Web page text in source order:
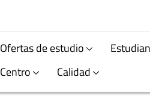
Ofertas de estudio
Centro
Calidad